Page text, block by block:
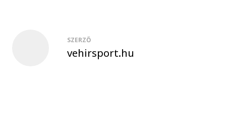
SZERZŐ
vehirsport.hu